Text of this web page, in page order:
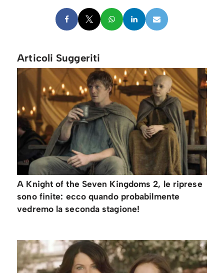
Articoli Suggeriti
A Knight of the Seven Kingdoms 2, le riprese
sono finite: ecco quando probabilmente
vedremo la seconda stagione!